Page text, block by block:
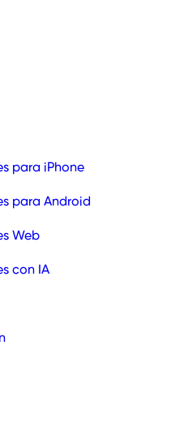
para iPhone
para Android
Web
con IA